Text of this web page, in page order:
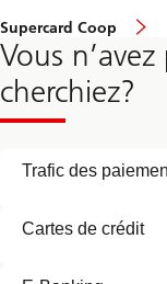
Supercard Coop
Vous
cherchiez?
Trafic des
Cartes de crédit